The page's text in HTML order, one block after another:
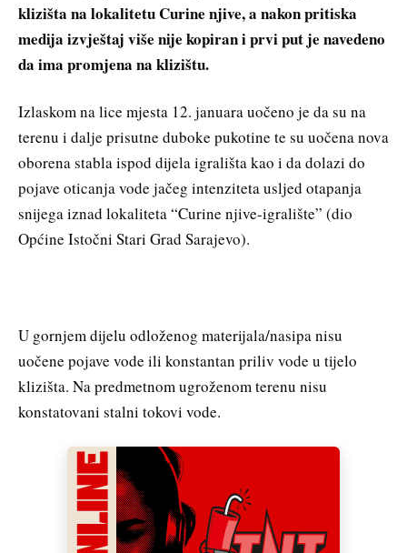
klizišta na lokalitetu Curine njive, a nakon pritiska
medija izvještaj više nije kopiran i prvi put je navedeno
da ima promjena na klizištu.
Izlaskom na lice mjesta 12. januara uočeno je da su na
terenu i dalje prisutne duboke pukotine te su uočena nova
oborena stabla ispod dijela igrališta kao i da dolazi do
pojave oticanja vode jačeg intenziteta usljed otapanja
snijega iznad lokaliteta “Curine njive-igralište” (dio
Općine Istočni Stari Grad Sarajevo).
U gornjem dijelu odloženog materijala/nasipa nisu
uočene pojave vode ili konstantan priliv vode u tijelo
klizišta. Na predmetnom ugroženom terenu nisu
konstatovani stalni tokovi vode.